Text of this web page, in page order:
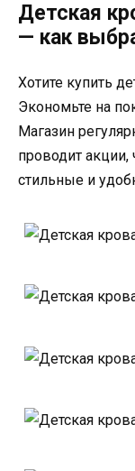
Детская
— как
Хотите купить
Экономьте на
Магазин
проводит
стильные и